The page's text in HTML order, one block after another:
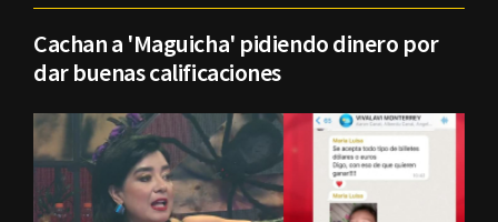
Cachan a 'Maguicha' pidiendo dinero por
dar buenas calificaciones